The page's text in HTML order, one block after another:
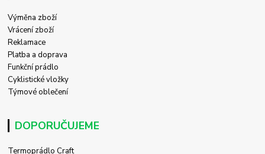
Výměna zboží
Vrácení zboží
Reklamace
Platba a doprava
Funkční prádlo
Cyklistické vložky
Týmové oblečení
DOPORUČUJEME
Termoprádlo Craft